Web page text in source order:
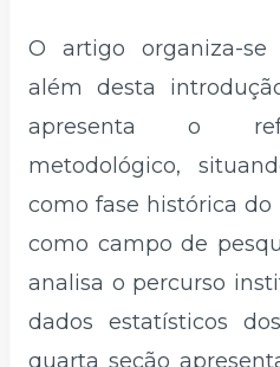
O artigo organiza-
além desta
apresenta o
metodológico,
como fase histórica
como campo de
analisa o percurso
dados estatísticos
quarta seção